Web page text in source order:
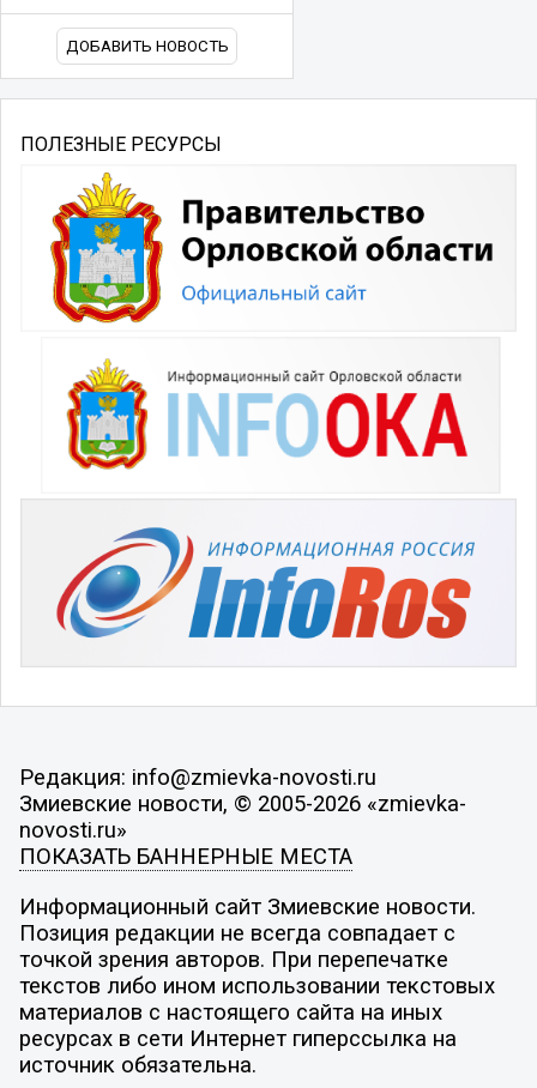
ДОБАВИТЬ НОВОСТЬ
ПОЛЕЗНЫЕ РЕСУРСЫ
Редакция: info@zmievka-novosti.ru
Змиевские новости, © 2005-2026 «zmievka-
novosti.ru»
ПОКАЗАТЬ БАННЕРНЫЕ МЕСТА
Информационный сайт Змиевские новости.
Позиция редакции не всегда совпадает с
точкой зрения авторов. При перепечатке
текстов либо ином использовании текстовых
материалов с настоящего сайта на иных
ресурсах в сети Интернет гиперссылка на
источник обязательна.